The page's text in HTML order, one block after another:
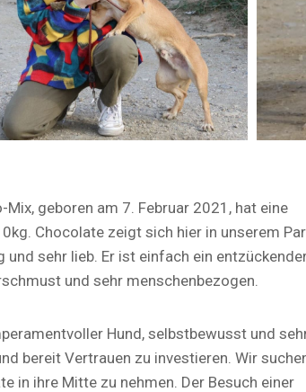
geboren am 7. Februar 2021, hat eine
Chocolate zeigt sich hier in unserem
und sehr lieb. Er ist einfach ein
und sehr menschenbezogen.
Hund, selbstbewusst und
bereit Vertrauen zu investieren. Wir
in ihre Mitte zu nehmen. Der Besuch einer